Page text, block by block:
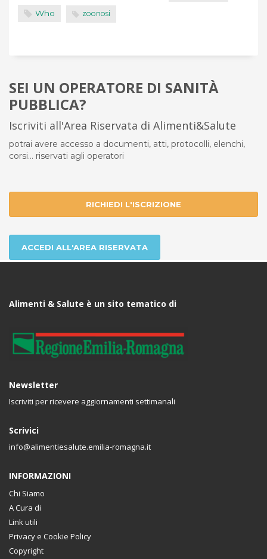
Who zoonosi
SEI UN OPERATORE DI SANITÀ
PUBBLICA?
Iscriviti all'Area Riservata di Alimenti&Salute
potrai avere accesso a documenti, atti, protocolli, elenchi,
corsi... riservati agli operatori
RICHIEDI L'ISCRIZIONE
ACCEDI ALL'AREA RISERVATA
Alimenti & Salute è un sito tematico di
Newsletter
Iscriviti per ricevere aggiornamenti settimanali
Scrivici
info@alimentiesalute.emilia-romagna.it
INFORMAZIONI
Chi Siamo
A Cura di
Link utili
Privacy e Cookie Policy
Copyright